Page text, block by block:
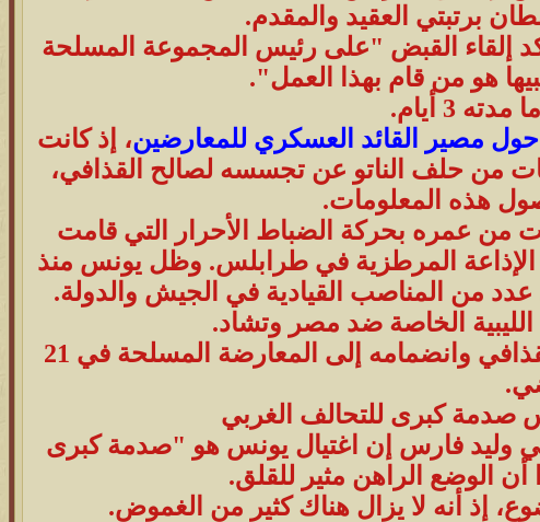
برتبتي العقيد والمقدم.
أكد إلقاء القبض "على رئيس المجموعة المسلحة
هو من قام بهذا العمل".
3 أيام.
حول مصير القائد العسكري للمعارضين، إذ كانت
من حلف الناتو عن تجسسه لصالح القذافي،
هذه المعلومات.
1944 التحق في العشرينات من عمره بحركة الضباط الأحرار التي قامت
عملية اقتحام محطة الإذاعة المرطزية في طرابلس. وظل يونس منذ
من المناصب القيادية في الجيش والدولة.
الخاصة ضد مصر وتشاد.
وتولى وزارة الداخلية عام 2009 ليعلن عن انشقاقه عن نظام القذافي وانضمامه إلى المعارضة المسلحة في 21
صدمة كبرى للتحالف الغربي
وليد فارس إن اغتيال يونس هو "صدمة كبرى
الوضع الراهن مثير للقلق.
إذ أنه لا يزال هناك كثير من الغموض.